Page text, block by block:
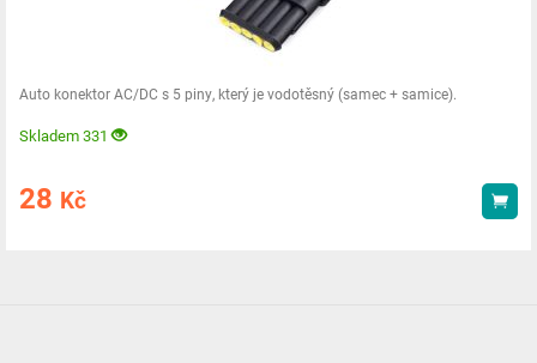
Auto konektor AC/DC s 5 piny, který je vodotěsný (samec + samice).
Skladem 331
28 Kč